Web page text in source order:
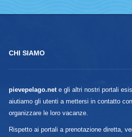
CHI SIAMO
pievepelago.nete gli altri nostri portali
aiutiamo gli utenti a mettersi in contatto
organizzare le loro vacanze.
Rispetto ai portali a prenotazione diretta,